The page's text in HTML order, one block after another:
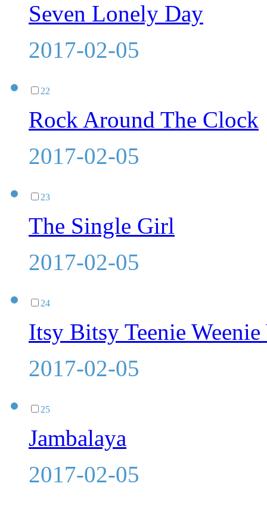
Seven Lonely Day
2017-02-05
22
Rock Around The Clock
2017-02-05
23
The Single Girl
2017-02-05
24
Itsy Bitsy Teenie
2017-02-05
25
Jambalaya
2017-02-05